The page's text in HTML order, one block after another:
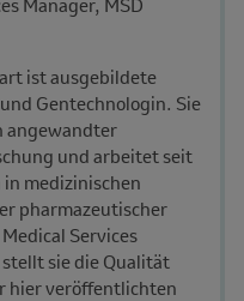
Manager, MSD
ist ausgebildete
Gentechnologin. Sie
angewandter
und arbeitet seit
in medizinischen
pharmazeutischer
Services
sie die Qualität
hier veröffentlichten